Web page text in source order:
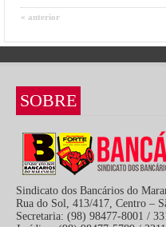
« anterior
SOBRE
Sindicato dos Bancários do
Rua do Sol, 413/417, Centro –
Secretaria: (98) 98477-8001 /